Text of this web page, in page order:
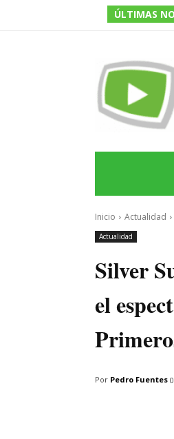
ÚLTIMAS
Inicio Actualidad
Actualidad
Silver
el
Por Pedro Fuentes